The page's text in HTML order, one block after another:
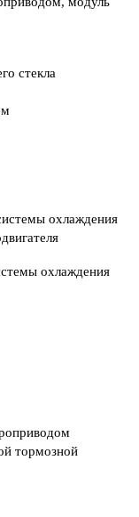
стекла
охлаждения
охлаждения
тормозной